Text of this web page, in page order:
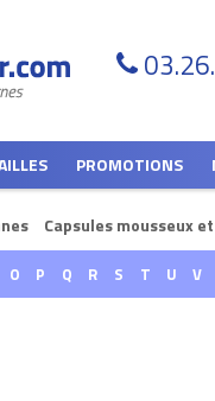
PROMOTIONS
Capsules mousseux
O P Q R S T U V